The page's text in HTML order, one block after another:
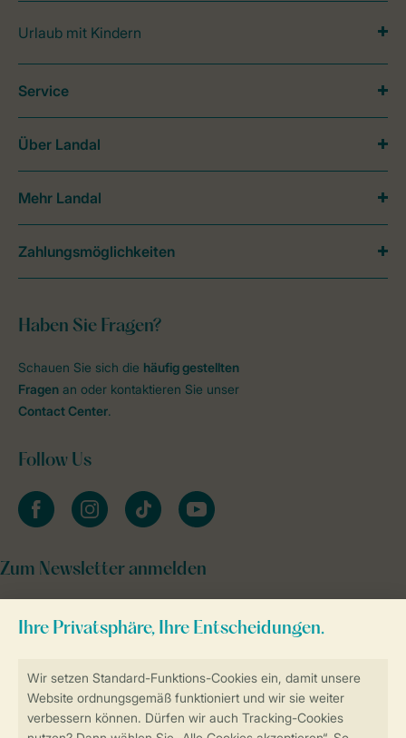
Sicher und schnell zur Online-Buchung
Urlaub mit Kindern
Haben Sie Fragen?
Schauen Sie sich die häufig gestellten
Fragen an oder kontaktieren Sie unser
Contact Center.
Follow Us
facebookinstagramtiktok youtube
Zum Newsletter anmelden
Service
Über Landal
Mehr Landal
Zahlungsmöglichkeiten